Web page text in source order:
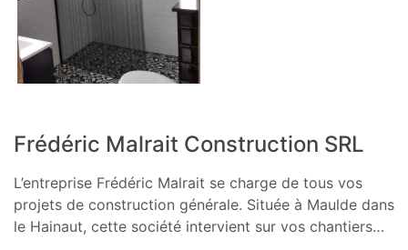
Frédéric Malrait Construction SRL
L’entreprise Frédéric Malrait se charge de tous vos
projets de construction générale. Située à Maulde dans
le Hainaut, cette société intervient sur vos chantiers…